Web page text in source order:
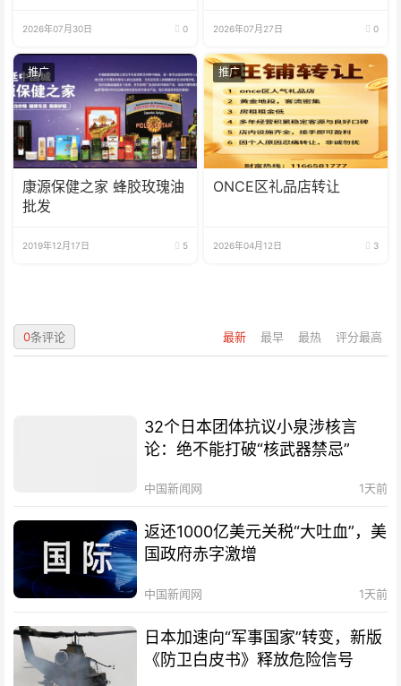
2026年07月30日 0 2026年07月27日 0
推广
康源保健之家 蜂胶玫瑰油
批发
2019年12月17日 5
推广
ONCE区礼品店转让
2026年04月12日 3
最新 最早 最热 评分最高
0条评论
32个日本团体抗议小泉涉核言
论：绝不能打破“核武器禁忌”
中国新闻网 1天前
返还1000亿美元关税“大吐血”，美
国政府赤字激增
中国新闻网 1天前
日本加速向“军事国家”转变，新版
《防卫白皮书》释放危险信号